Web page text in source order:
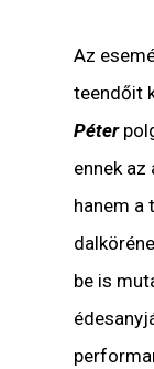
Az
teendőit
Péter
ennek
hanem a
be is